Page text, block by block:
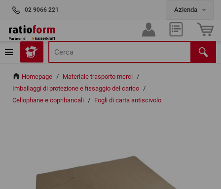
02 9066 221
Homepage / Materiale trasporto merci /
Imballaggi di protezione e fissaggio del carico /
Cellophane e copribancali / Fogli di carta antiscivolo